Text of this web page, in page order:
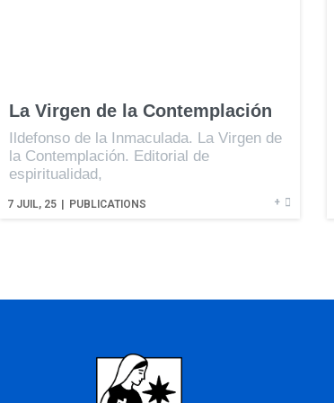
La Virgen de la Contemplación
7 JUIL, 25 PUBLICATIONS
Ildefonso de la Inmaculada. La Virgen de
la Contemplación. Editorial de
espiritualidad,
+